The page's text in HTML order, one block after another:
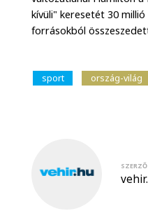
kívüli" keresetét 30
forrásokból
sport ország-világ
SZERZŐ